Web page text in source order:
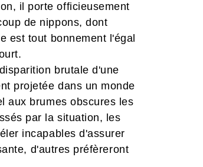
il porte officieusement
de nippons, dont
brutale d'une
projetée dans un monde
aux brumes obscures les
par la situation, les
incapables d'assurer
d'autres préfèreront